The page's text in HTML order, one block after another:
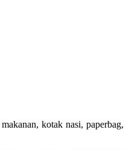
kotak nasi,